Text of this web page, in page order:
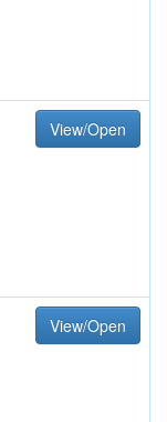
View/Open
View/Open